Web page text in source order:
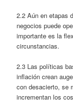
2.2 Aún en etapas
negocios puede
importante es la
circunstancias.
2.3 Las políticas
inflación crean
con desacierto, se
incrementan los